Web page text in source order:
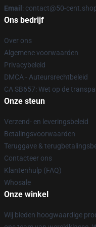
Email : contact@50-
Ons bedrijf
Over ons
Algemene voorwaarden
Privacybeleid
DMCA - Auteursrechtbeleid
CA SB657: Wet op de
Onze steun
Verzend- en leveringsbeleid
Betalingsvoorwaarden
Teruggave &
Contacteer ons
Klantenhulp (FAQ)
Whosale
Onze winkel
Wij bieden hoogwaardige